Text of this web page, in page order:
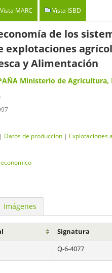
Vista MARC Vista ISBD
de los
explotaciones
y Alimentación
Ministerio de
Datos de produccion| Explotaciones
Imágenes
Signatura
Q-6-4077